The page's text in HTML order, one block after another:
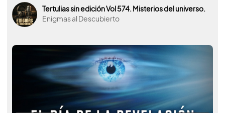
Tertulias sin edición Vol 574. Misterios del universo.
Enigmas al Descubierto